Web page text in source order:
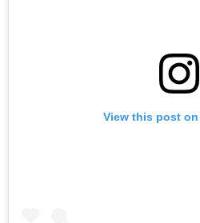
View this post